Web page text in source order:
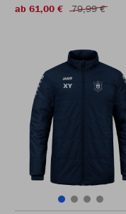
ab 61,00 €
79,99 €